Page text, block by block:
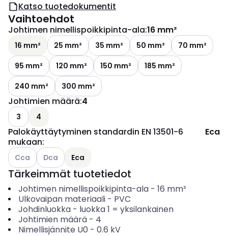
Katso tuotedokumentit
Vaihtoehdot
Johtimen nimellispoikkipinta-ala:16 mm²
16 mm² 25 mm² 35 mm² 50 mm²
70 mm²
95 mm²
120 mm² 150 mm²
185 mm²
240 mm²
300 mm²
Johtimien määrä:4
3 4
Palokäyttäytyminen standardin EN 13501-6
mukaan:
Eca
Katso käytettävissä olevat vaihtoehdot
Cca Katso käytettävissä olevat vaihtoehdot
Dca Eca
Tärkeimmät tuotetiedot
Johtimen nimellispoikkipinta-ala- 16 mm²
Ulkovaipan materiaali- PVC
Johdinluokka- luokka 1 = yksilankainen
Johtimien määrä- 4
Nimellisjännite U0 - 0.6 kV